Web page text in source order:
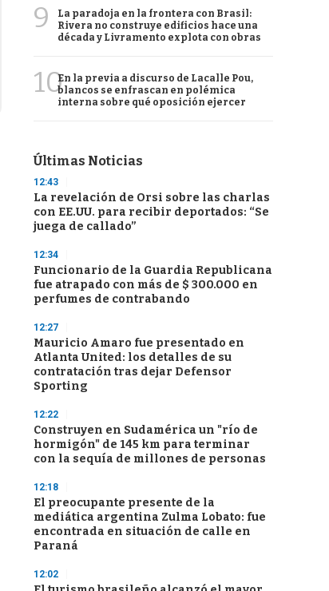
9
La paradoja en la frontera con Brasil:
Rivera no construye edificios hace una
década y Livramento explota con obras
10En la previa a discurso de Lacalle Pou,
blancos se enfrascan en polémica
interna sobre qué oposición ejercer
Últimas Noticias
12:43
La revelación de Orsi sobre las charlas
con EE.UU. para recibir deportados: “Se
juega de callado”
12:34
Funcionario de la Guardia Republicana
fue atrapado con más de $ 300.000 en
perfumes de contrabando
12:27
Mauricio Amaro fue presentado en
Atlanta United: los detalles de su
contratación tras dejar Defensor
Sporting
12:22
Construyen en Sudamérica un "río de
hormigón" de 145 km para terminar
con la sequía de millones de personas
12:18
El preocupante presente de la
mediática argentina Zulma Lobato: fue
encontrada en situación de calle en
Paraná
12:02